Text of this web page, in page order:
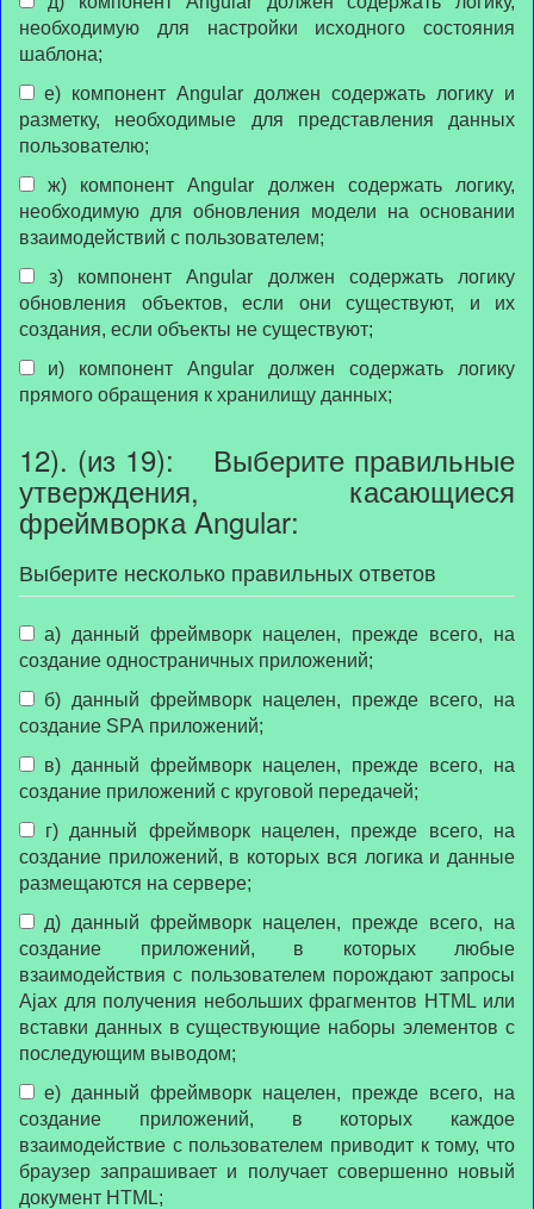
необходимую для настройки исходного состояния
шаблона;
разметку, необходимые для представления данных
пользователю;
необходимую для обновления модели на основании
взаимодействий с пользователем;
обновления объектов, если они существуют, и их
создания, если объекты не существуют;
прямого обращения к хранилищу данных;
12). (из 19): Выберите правильные
утверждения, касающиеся
фреймворка Angular:
Выберите несколько правильных ответов
создание одностраничных приложений;
создание SPA приложений;
создание приложений с круговой передачей;
создание приложений, в которых вся логика и данные
размещаются на сервере;
создание приложений, в которых любые
взаимодействия с пользователем порождают запросы
Ajax для получения небольших фрагментов HTML или
вставки данных в существующие наборы элементов с
последующим выводом;
создание приложений, в которых каждое
взаимодействие с пользователем приводит к тому, что
браузер запрашивает и получает совершенно новый
документ HTML;